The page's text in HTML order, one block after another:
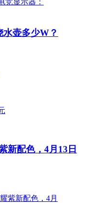
壶多少W？
新配色，4月13日